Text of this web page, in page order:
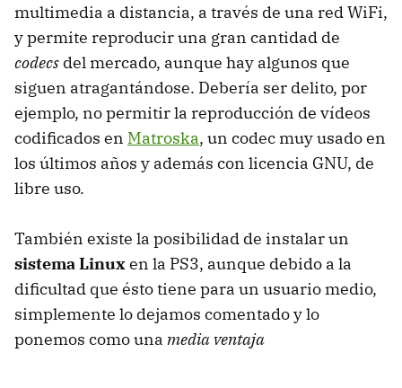
multimedia a distancia, a través de una red WiFi,
y permite reproducir una gran cantidad de
codecs del mercado, aunque hay algunos que
siguen atragantándose. Debería ser delito, por
ejemplo, no permitir la reproducción de vídeos
codificados en Matroska, un codec muy usado en
los últimos años y además con licencia GNU, de
libre uso.
También existe la posibilidad de instalar un
sistema Linuxen la PS3, aunque debido a la
dificultad que ésto tiene para un usuario medio,
simplemente lo dejamos comentado y lo
ponemos como una media ventaja